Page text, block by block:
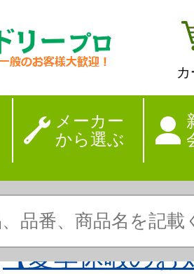
メーカー
から選ぶ
【夏季休暇のお